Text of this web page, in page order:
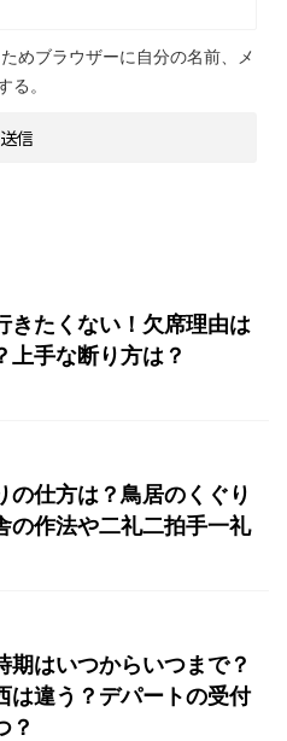
めブラウザーに自分の名前、メ
る。
きたくない！欠席理由は
上手な断り方は？
の仕方は？鳥居のくぐり
の作法や二礼二拍手一礼
期はいつからいつまで？
は違う？デパートの受付
？